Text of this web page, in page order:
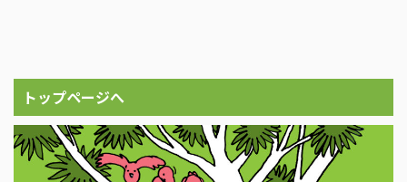
トップページへ